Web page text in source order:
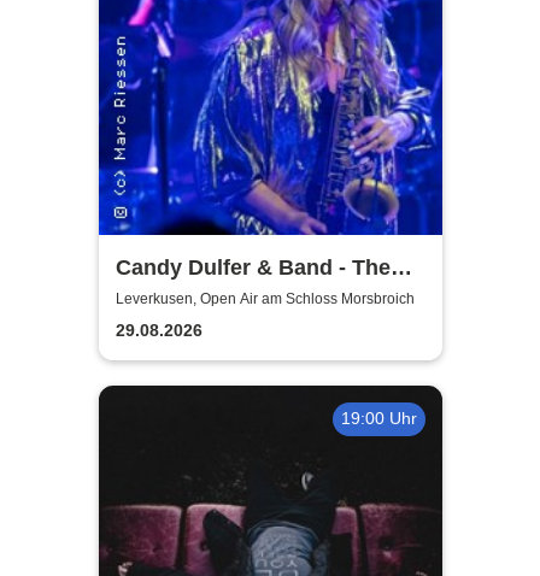
Candy Dulfer & Band - The
Park 2026
Leverkusen, Open Air am Schloss Morsbroich
29.08.2026
19:00 Uhr